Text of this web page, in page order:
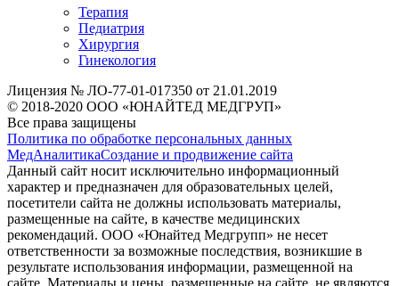
Терапия
Педиатрия
Хирургия
Гинекология
Лицензия № ЛО-77-01-017350 от 21.01.2019
© 2018-2020 ООО «ЮНАЙТЕД МЕДГРУП»
Все права защищены
Политика по обработке персональных данных
МедАналитикаСоздание и продвижение сайта
Данный сайт носит исключительно информационный
характер и предназначен для образовательных целей,
посетители сайта не должны использовать материалы,
размещенные на сайте, в качестве медицинских
рекомендаций. ООО «Юнайтед Медгрупп» не несет
ответственности за возможные последствия, возникшие в
результате использования информации, размещенной на